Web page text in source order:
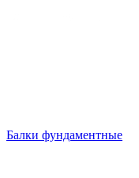
Балки фундаментные